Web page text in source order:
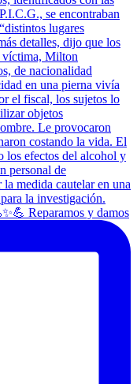
Reparamos y damos